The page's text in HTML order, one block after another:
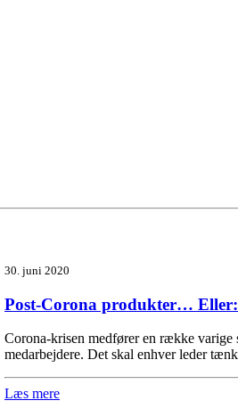
30. juni 2020
Post-Corona produkter…
Corona-krisen medfører en række varige
medarbejdere. Det skal enhver leder
Læs mere